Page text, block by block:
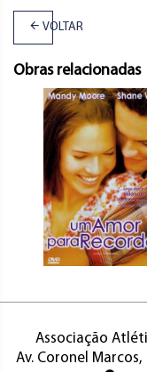
VOLTAR
Obras relacionadas
Associação
Av. Coronel